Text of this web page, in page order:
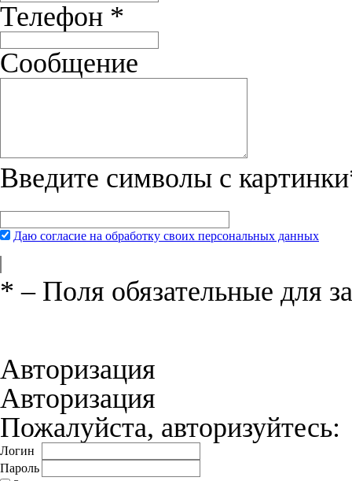
Телефон *
Сообщение
Введите символы с картинки
Даю согласие на обработку своих персональных данных
* – Поля обязательные для
Авторизация
Авторизация
Пожалуйста, авторизуйтесь:
Логин
Пароль